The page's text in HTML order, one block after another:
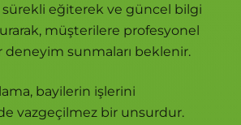
eğiterek ve güncel bilgi
müşterilere profesyonel
sunmaları beklenir.
bayilerin işlerini
vazgeçilmez bir unsurdur.